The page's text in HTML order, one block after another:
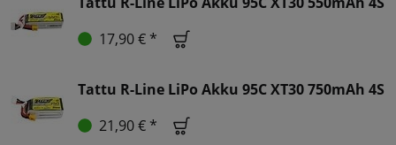
17,90 € *
Tattu R-Line LiPo Akku 95C XT30 750mAh 4S
21,90 € *